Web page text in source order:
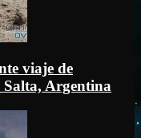
viaje de
Salta, Argentina